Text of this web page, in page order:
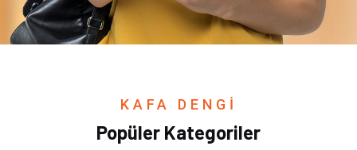
KAFA DENGİ
Popüler Kategoriler